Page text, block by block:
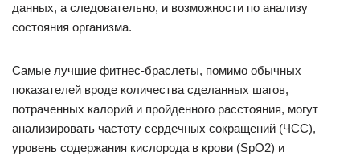
данных, а следовательно, и возможности по анализу
состояния организма.
Самые лучшие фитнес-браслеты, помимо обычных
показателей вроде количества сделанных шагов,
потраченных калорий и пройденного расстояния, могут
анализировать частоту сердечных сокращений (ЧСС),
уровень содержания кислорода в крови (SpO2) и